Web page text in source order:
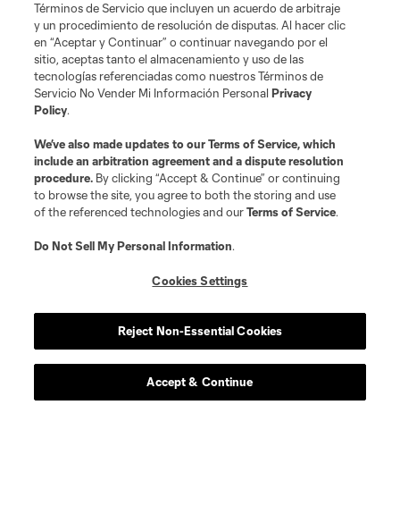
Acerca de MLS
Social
Tienda
Términos de Servicio que incluyen un acuerdo de arbitraje
y un procedimiento de resolución de disputas. Al hacer clic
en “Aceptar y Continuar” o continuar navegando por el
sitio, aceptas tanto el almacenamiento y uso de las
tecnologías referenciadas como nuestros Términos de
Servicio No Vender Mi Información PersonalPrivacy
Policy.
We’ve also made updates to ourTerms of Service, which
include an arbitration agreement and a dispute resolution
procedure. By clicking “Accept & Continue” or continuing
to browse the site, you agree to both the storing and use
of the referenced technologies and ourTerms of Service.
Do Not Sell My Personal Information.
Cookies Settings
Reject Non-Essential Cookies
Accept & Continue